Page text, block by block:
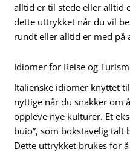
alltid er til stede eller alltid
dette uttrykket når du vil
rundt eller alltid er med på
Idiomer for Reise og
Italienske idiomer knyttet
nyttige når du snakker om
oppleve nye kulturer. Et
buio”, som bokstavelig talt
Dette uttrykket brukes for